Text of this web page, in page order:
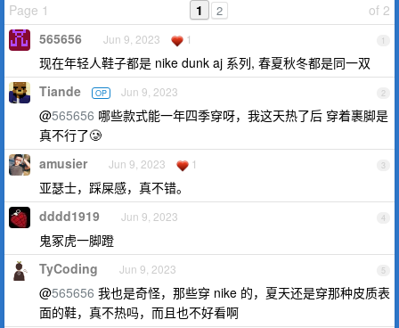
Page 1
of 2
1 2
1
565656 Jun 9, 2023 1
现在年轻人鞋子都是 nike dunk aj 系列, 春夏秋冬都是同一双
2
Tiande OP Jun 9, 2023
@565656 哪些款式能一年四季穿呀，我这天热了后 穿着裹脚是
真不行了🥲
3
amusier Jun 9, 2023 1
亚瑟士，踩屎感，真不错。
4
dddd1919 Jun 9, 2023
鬼冢虎一脚蹬
5
TyCoding Jun 9, 2023
@565656 我也是奇怪，那些穿 nike 的，夏天还是穿那种皮质表
面的鞋，真不热吗，而且也不好看啊